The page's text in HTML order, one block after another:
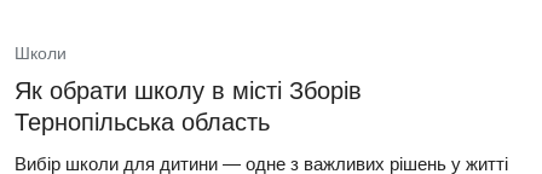
Школи
Як обрати школу в місті Зборів
Тернопільська область
Вибір школи для дитини — одне з важливих рішень у житті